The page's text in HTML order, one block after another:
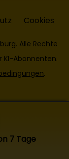
7 Tage
Cookies
Alle Rechte
KI-Abonnenten.
.